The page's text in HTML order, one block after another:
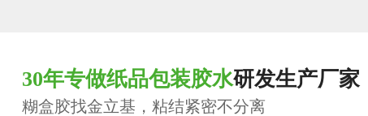
30年专做纸品包装胶水研发生产厂家
糊盒胶找金立基，粘结紧密不分离